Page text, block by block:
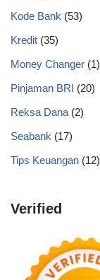
Kode Bank (53)
Kredit (35)
Money Changer (1)
Pinjaman BRI (20)
Reksa Dana (2)
Seabank (17)
Tips Keuangan (12)
Verified